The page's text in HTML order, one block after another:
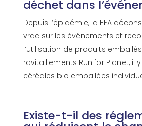
déchet dans
Depuis l’épidémie, la FFA
vrac sur les événements et
l’utilisation de produits
ravitaillements Run for Planet, il
céréales bio emballées
Existe-t-il des